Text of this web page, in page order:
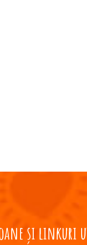
și linkuri